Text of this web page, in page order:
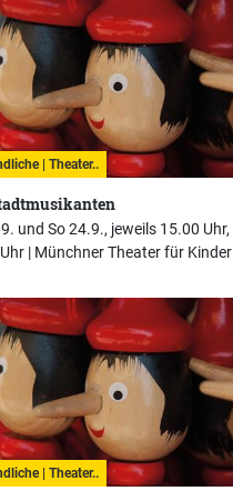
| Theater..
und So 24.9., jeweils 15.00 Uhr,
| Münchner Theater für Kinder
| Theater..